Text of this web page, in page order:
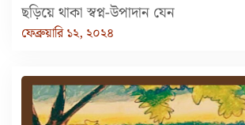
ছড়িয়ে থাকা স্বপ্ন-উপাদান যেন
ফেব্রুয়ারি ১২, ২০২৪